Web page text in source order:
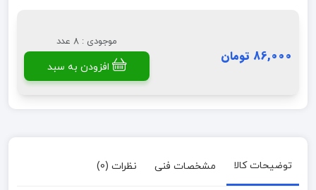
86,000 تومان
موجودی : 8 عدد
افزودن به سبد
توضیحات کالا مشخصات فنی نظرات (0)